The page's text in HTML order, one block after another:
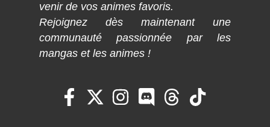
venir de vos animes favoris.
Rejoignez dès maintenant une
communauté passionnée par les
mangas et les animes !